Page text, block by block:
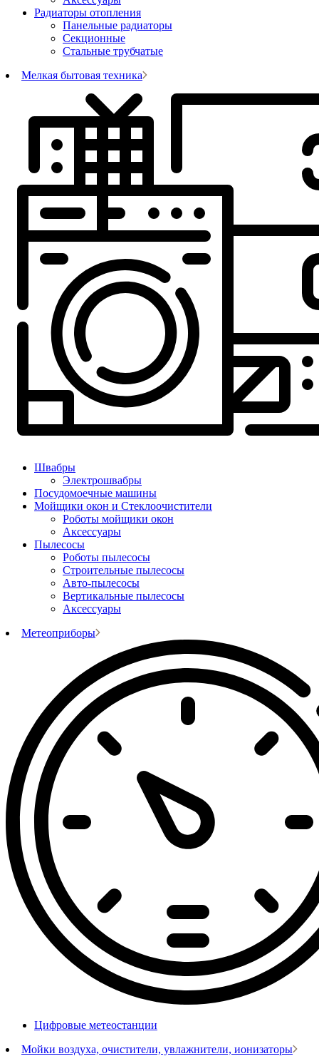
Радиаторы отопления
Панельные радиаторы
Секционные
Стальные трубчатые
Мелкая бытовая техника
Швабры
Электрошвабры
Посудомоечные машины
Мойщики окон и Стеклоочистители
Роботы мойщики окон
Аксессуары
Пылесосы
Роботы пылесосы
Строительные пылесосы
Авто-пылесосы
Вертикальные пылесосы
Аксессуары
Метеоприборы
Цифровые метеостанции
Мойки воздуха, очистители, увлажнители, ионизаторы